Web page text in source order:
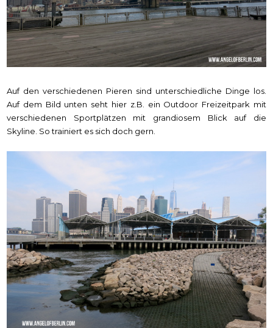
Auf den verschiedenen Pieren sind unterschiedliche Dinge los.
Auf dem Bild unten seht hier z.B. ein Outdoor Freizeitpark mit
verschiedenen Sportplätzen mit grandiosem Blick auf die
Skyline. So trainiert es sich doch gern.